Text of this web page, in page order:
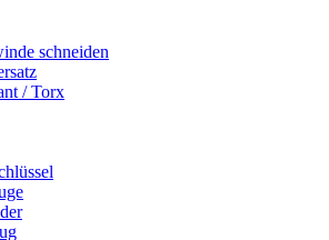
schneiden
/ Torx